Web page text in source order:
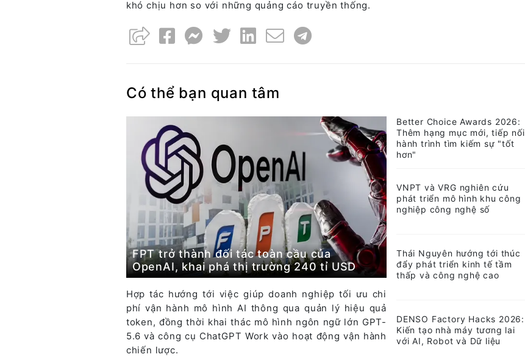
khó chịu hơn so với những quảng cáo truyền thống.
Có thể bạn quan tâm
FPT trở thành đối tác toàn cầu của
OpenAI, khai phá thị trường 240 tỉ USD
Hợp tác hướng tới việc giúp doanh nghiệp tối ưu chi
phí vận hành mô hình AI thông qua quản lý hiệu quả
token, đồng thời khai thác mô hình ngôn ngữ lớn GPT-
5.6 và công cụ ChatGPT Work vào hoạt động vận hành
chiến lược.
Better Choice Awards 2026:
Thêm hạng mục mới, tiếp nối
hành trình tìm kiếm sự "tốt
hơn"
VNPT và VRG nghiên cứu
phát triển mô hình khu công
nghiệp công nghệ số
Thái Nguyên hướng tới thúc
đẩy phát triển kinh tế tầm
thấp và công nghệ cao
DENSO Factory Hacks 2026:
Kiến tạo nhà máy tương lai
với AI, Robot và Dữ liệu